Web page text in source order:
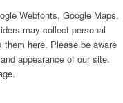
Webfonts, Google Maps,
may collect personal
here. Please be aware
appearance of our site.